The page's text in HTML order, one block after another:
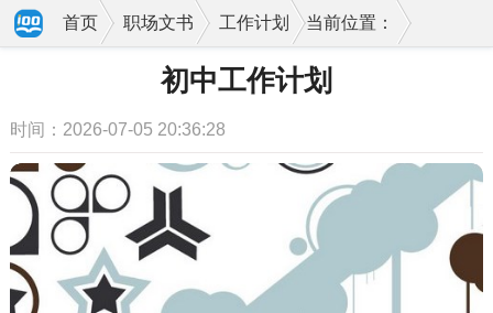
当前位置：
首页 职场文书 工作计划
初中工作计划
时间：2026-07-05 20:36:28